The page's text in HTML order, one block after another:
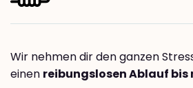
Wir nehmen dir den ganzen
einen reibungslosen Ablauf bis